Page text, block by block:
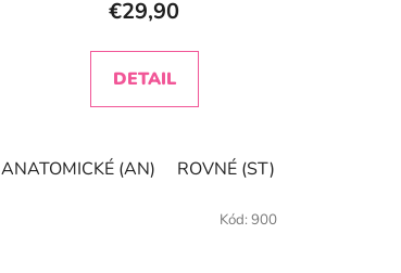
€29,90
DETAIL
ANATOMICKÉ (AN) ROVNÉ (ST)
Kód: 900